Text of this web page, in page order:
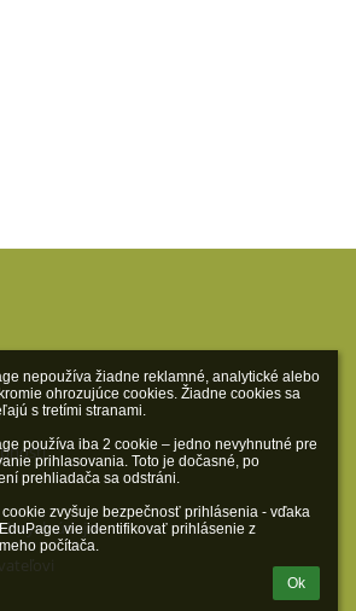
nepoužíva žiadne reklamné, analytické alebo
ohrozujúce cookies. Žiadne cookies sa
s tretími stranami.
používa iba 2 cookie – jedno nevyhnutné pre
prihlasovania. Toto je dočasné, po
prehliadača sa odstráni.
cookie zvyšuje bezpečnosť prihlásenia - vďaka
vie identifikovať prihlásenie z
počítača.
Ok
údajov